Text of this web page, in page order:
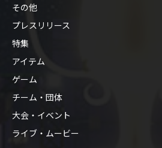
その他
プレスリリース
特集
アイテム
ゲーム
チーム・団体
大会・イベント
ライブ・ムービー